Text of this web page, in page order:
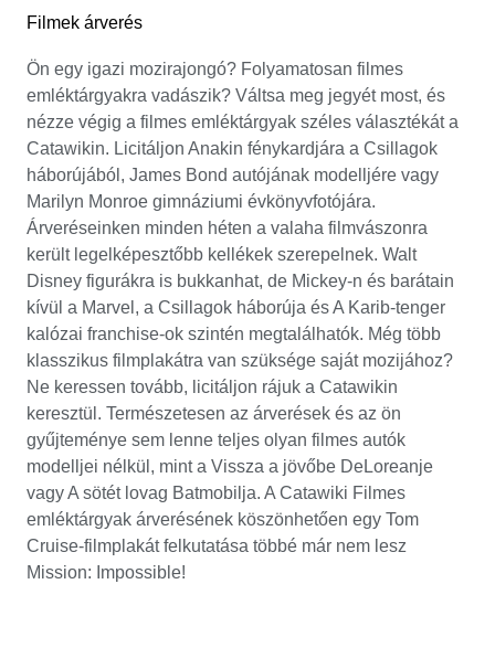
Filmek árverés
Ön egy igazi mozirajongó? Folyamatosan filmes
emléktárgyakra vadászik? Váltsa meg jegyét most, és
nézze végig a filmes emléktárgyak széles választékát a
Catawikin. Licitáljon Anakin fénykardjára a Csillagok
háborújából, James Bond autójának modelljére vagy
Marilyn Monroe gimnáziumi évkönyvfotójára.
Árveréseinken minden héten a valaha filmvászonra
került legelképesztőbb kellékek szerepelnek. Walt
Disney figurákra is bukkanhat, de Mickey-n és barátain
kívül a Marvel, a Csillagok háborúja és A Karib-tenger
kalózai franchise-ok szintén megtalálhatók. Még több
klasszikus filmplakátra van szüksége saját mozijához?
Ne keressen tovább, licitáljon rájuk a Catawikin
keresztül. Természetesen az árverések és az ön
gyűjteménye sem lenne teljes olyan filmes autók
modelljei nélkül, mint a Vissza a jövőbe DeLoreanje
vagy A sötét lovag Batmobilja. A Catawiki Filmes
emléktárgyak árverésének köszönhetően egy Tom
Cruise-filmplakát felkutatása többé már nem lesz
Mission: Impossible!